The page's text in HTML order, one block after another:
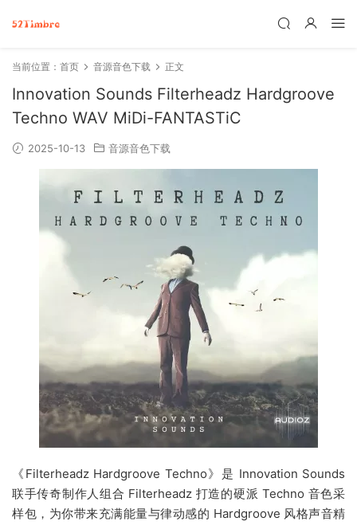
当前位置： 首页 音源音色下载 正文
Innovation Sounds Filterheadz Hardgroove
Techno WAV MiDi-FANTASTiC
2025-10-13 音源音色下载
《Filterheadz Hardgroove Techno》是 Innovation Sounds
联手传奇制作人组合 Filterheadz 打造的硬派 Techno 音色采
样包，为你带来充满能量与律动感的 Hardgroove 风格声音精